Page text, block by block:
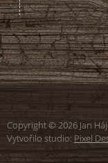
Copyright © 2026 Jan
Vytvořilo studio: Pixel